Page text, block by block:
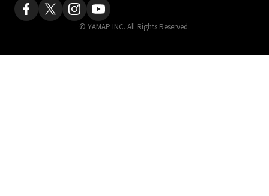
© YAMAP INC. All Rights Reserved.